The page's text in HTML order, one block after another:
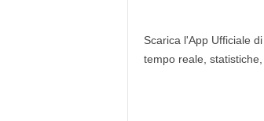
Scarica l'App Ufficiale
tempo reale,